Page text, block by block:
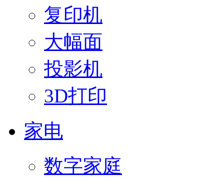
复印机
大幅面
投影机
3D打印
家电
数字家庭